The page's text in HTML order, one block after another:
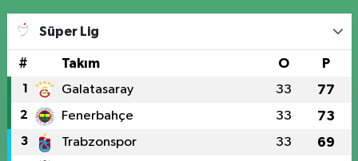
Süper Lig
# Takım O P
1 Galatasaray 33 77
2 Fenerbahçe 33 73
3 Trabzonspor 33 69